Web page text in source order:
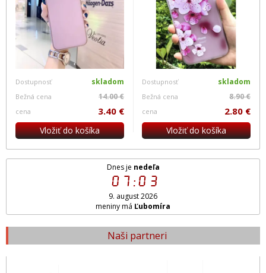
Dostupnosť skladom
Bežná cena 14.00 €
cena 3.40 €
Vložiť do košíka
Dostupnosť skladom
Bežná cena 8.90 €
cena 2.80 €
Vložiť do košíka
Dnes je nedeľa
07:03
9. august 2026
meniny má Ľubomíra
Naši partneri